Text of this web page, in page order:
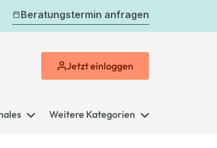
Beratungstermin anfragen
Jetzteinloggen
Weitere Kategorien